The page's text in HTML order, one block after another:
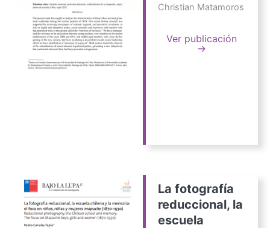
Christian Matamoros
Ver publicación
→
La fotografía
reduccional, la
escuela